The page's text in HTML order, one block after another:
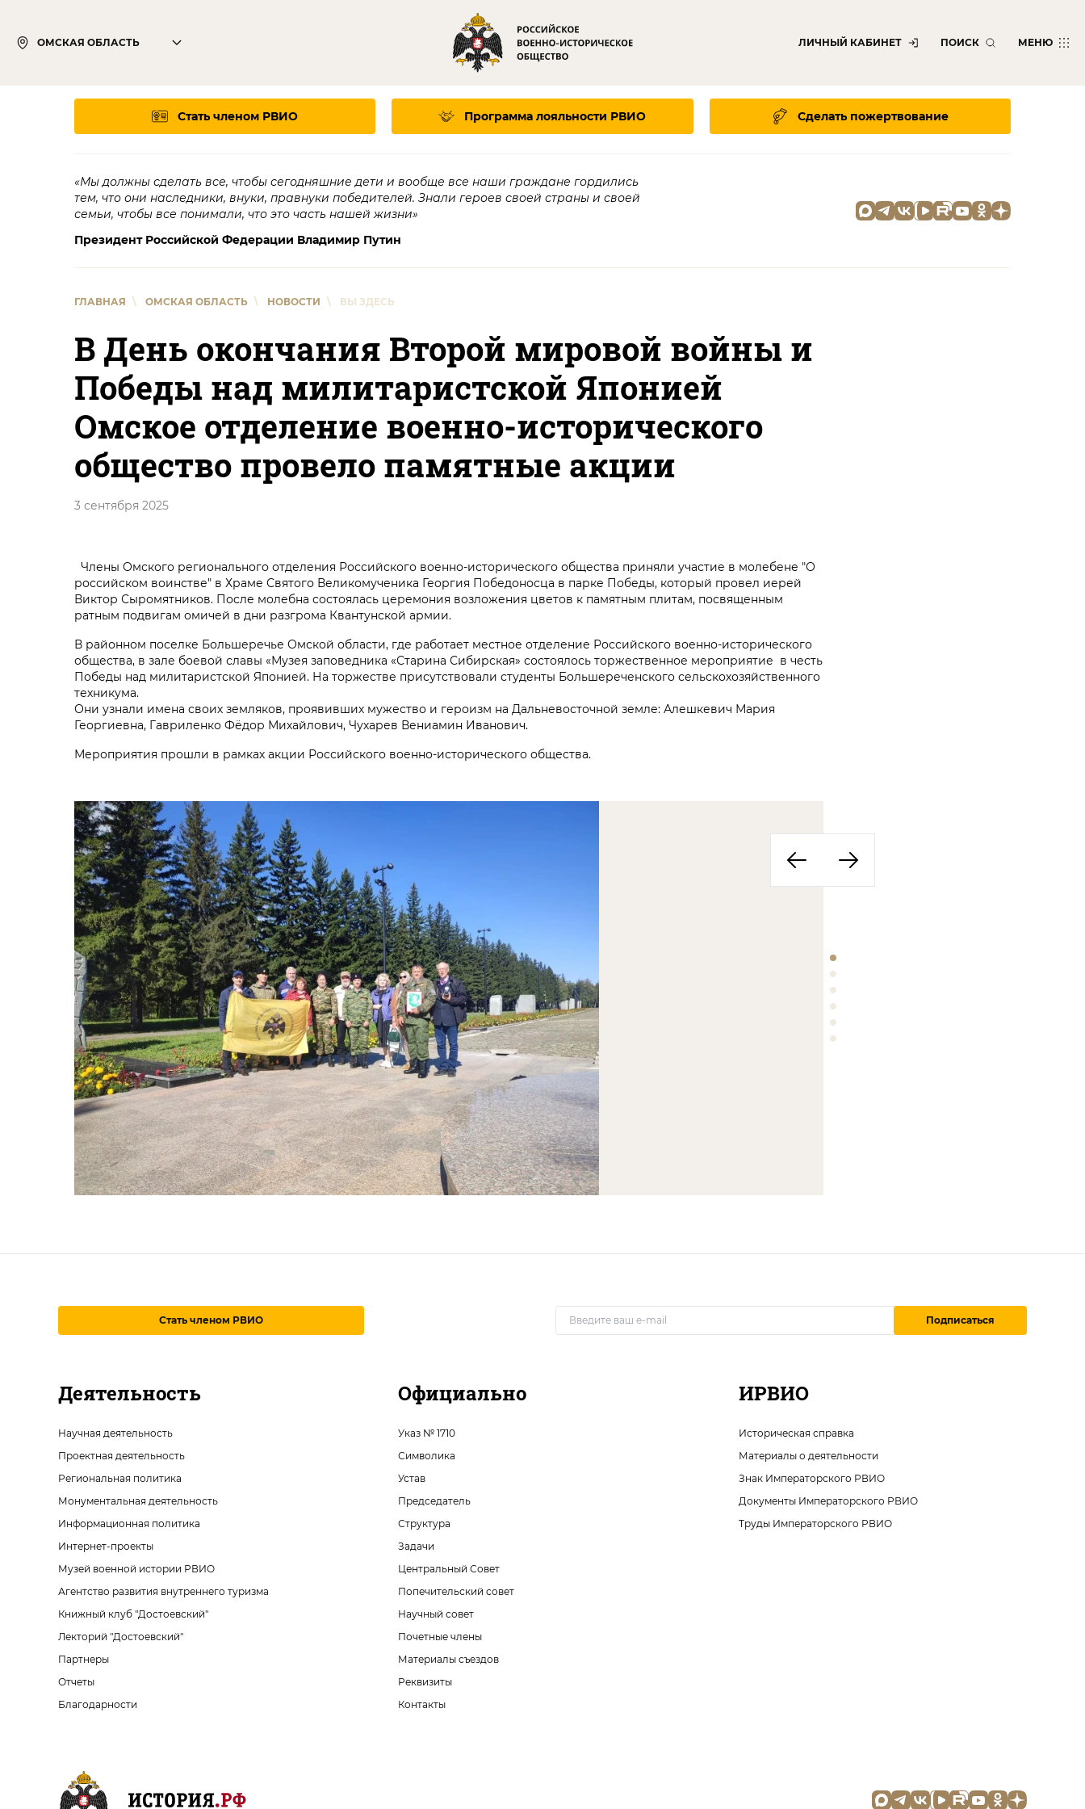
ОМСКАЯ ОБЛАСТЬ ЛИЧНЫЙ КАБИНЕТ ПОИСК МЕНЮ
Стать членом РВИО Программа лояльности РВИО Сделать пожертвование
«Мы должны сделать все, чтобы сегодняшние дети и вообще все наши граждане гордились
тем, что они наследники, внуки, правнуки победителей. Знали героев своей страны и своей
семьи, чтобы все понимали, что это часть нашей жизни»
Президент Российской Федерации Владимир Путин
ГЛАВНАЯ \ ОМСКАЯ ОБЛАСТЬ \ НОВОСТИ \ ВЫ ЗДЕСЬ
В День окончания Второй мировой войны и
Победы над милитаристской Японией
Омское отделение военно-исторического
общество провело памятные акции
3 сентября 2025
Члены Омского регионального отделения Российского военно-исторического общества приняли участие в молебене "О
российском воинстве" в Храме Святого Великомученика Георгия Победоносца в парке Победы, который провел иерей
Виктор Сыромятников. После молебна состоялась церемония возложения цветов к памятным плитам, посвященным
ратным подвигам омичей в дни разгрома Квантунской армии.
В районном поселке Большеречье Омской области, где работает местное отделение Российского военно-исторического
общества, в зале боевой славы «Музея заповедника «Старина Сибирская» состоялось торжественное мероприятие в честь
Победы над милитаристской Японией. На торжестве присутствовали студенты Большереченского сельскохозяйственного
техникума.
Они узнали имена своих земляков, проявивших мужество и героизм на Дальневосточной земле: Алешкевич Мария
Георгиевна, Гавриленко Фёдор Михайлович, Чухарев Вениамин Иванович.
Мероприятия прошли в рамках акции Российского военно-исторического общества.
Стать членом РВИО Подписаться
Деятельность
Научная деятельность
Проектная деятельность
Региональная политика
Монументальная деятельность
Информационная политика
Интернет-проекты
Музей военной истории РВИО
Агентство развития внутреннего туризма
Книжный клуб "Достоевский"
Лекторий "Достоевский"
Партнеры
Отчеты
Благодарности
Официально
Указ № 1710
Символика
Устав
Председатель
Структура
Задачи
Центральный Совет
Попечительский совет
Научный совет
Почетные члены
Материалы съездов
Реквизиты
Контакты
ИРВИО
Историческая справка
Материалы о деятельности
Знак Императорского РВИО
Документы Императорского РВИО
Труды Императорского РВИО